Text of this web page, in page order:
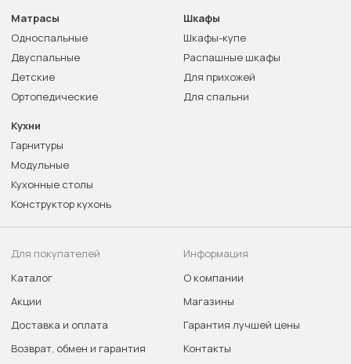
Матрасы
Односпальные
Двуспальные
Детские
Ортопедические
Шкафы
Шкафы-купе
Распашные шкафы
Для прихожей
Для спальни
Кухни
Гарнитуры
Модульные
Кухонные столы
Конструктор кухонь
Для покупателей
Каталог
Акции
Доставка и оплата
Возврат, обмен и гарантия
Информация
О компании
Магазины
Гарантия лучшей цены
Контакты